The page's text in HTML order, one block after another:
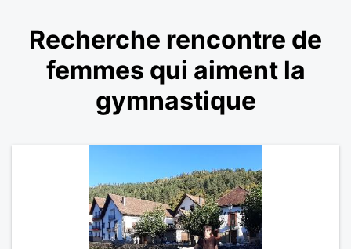
Recherche rencontre de
femmes qui aiment la
gymnastique